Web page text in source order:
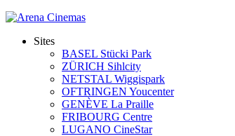
Sites
BASEL Stücki Park
ZÜRICH Sihlcity
NETSTAL Wiggispark
OFTRINGEN Youcenter
GENÈVE La Praille
FRIBOURG Centre
LUGANO CineStar